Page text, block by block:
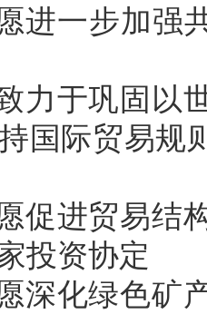
进一步加强
力于巩固以
国际贸易规
促进贸易结
投资协定
深化绿色矿